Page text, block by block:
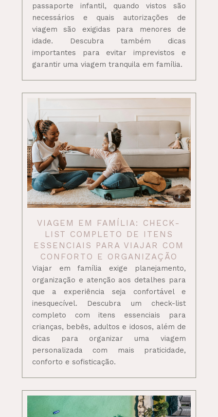
passaporte infantil, quando vistos são
necessários e quais autorizações de
viagem são exigidas para menores de
idade. Descubra também dicas
importantes para evitar imprevistos e
garantir uma viagem tranquila em família.
VIAGEM EM FAMÍLIA: CHECK-
LIST COMPLETO DE ITENS
ESSENCIAIS PARA VIAJAR COM
CONFORTO E ORGANIZAÇÃO
Viajar em família exige planejamento,
organização e atenção aos detalhes para
que a experiência seja confortável e
inesquecível. Descubra um check-list
completo com itens essenciais para
crianças, bebês, adultos e idosos, além de
dicas para organizar uma viagem
personalizada com mais praticidade,
conforto e sofisticação.